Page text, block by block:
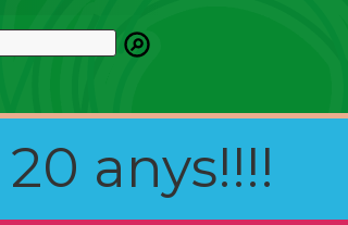
anys!!!!